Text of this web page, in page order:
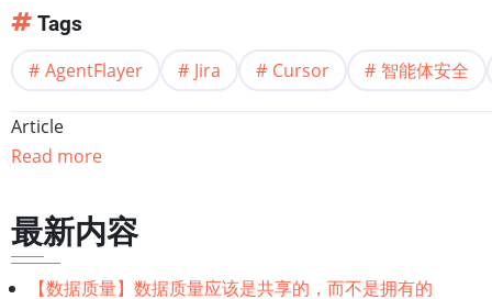
Tags
AgentFlayer Jira Cursor 智能体安全
Article
Read more
最新内容
【数据质量】数据质量应该是共享的，而不是拥有的